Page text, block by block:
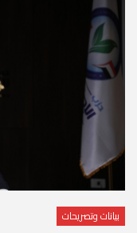
بيانات وتصريحات